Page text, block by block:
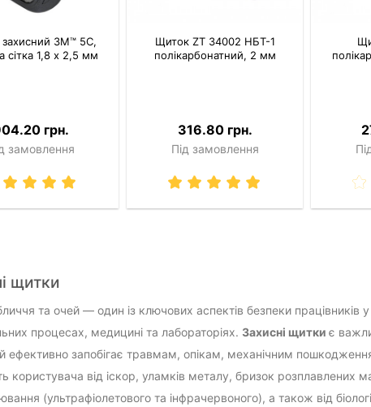
3M™ 5С,
сітка 1,8 х 2,5 мм
грн.
замовлення
Щиток ZT 34002 НБТ-1
полікарбонатний, 2 мм
316.80 грн.
Під замовлення
щитки
та очей — один із ключових аспектів безпеки працівників
процесах, медицині та лабораторіях. Захисні щитки є
ефективно запобігає травмам, опікам, механічним
користувача від іскор, уламків металу, бризок розплавлених
(ультрафіолетового та інфрачервоного), а також від